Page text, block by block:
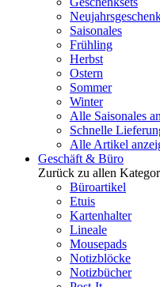
Saisonales
Frühling
Herbst
Ostern
Sommer
Winter
Alle Saisonales
Schnelle
Alle Artikel
Geschäft & Büro
Zurück zu allen
Büroartikel
Etuis
Kartenhalter
Lineale
Mousepads
Notizblöcke
Notizbücher